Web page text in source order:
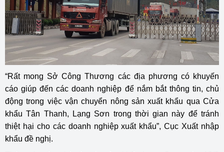
“Rất mong Sở Công Thương các địa phương có khuyến
cáo giúp đến các doanh nghiệp để nắm bắt thông tin, chủ
động trong việc vận chuyển nông sản xuất khẩu qua Cửa
khẩu Tân Thanh, Lạng Sơn trong thời gian này để tránh
thiệt hại cho các doanh nghiệp xuất khẩu”, Cục Xuất nhập
khẩu đề nghị.